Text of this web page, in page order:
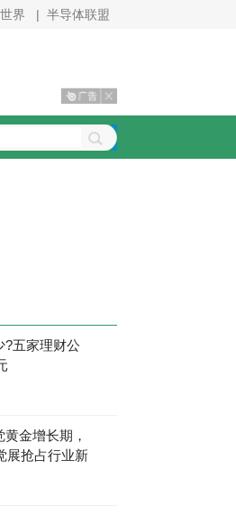
界 | 半导体联盟
?五家理财公
金增长期，
展抢占行业新